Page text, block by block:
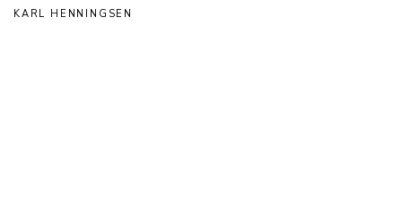
KARL HENNINGSEN